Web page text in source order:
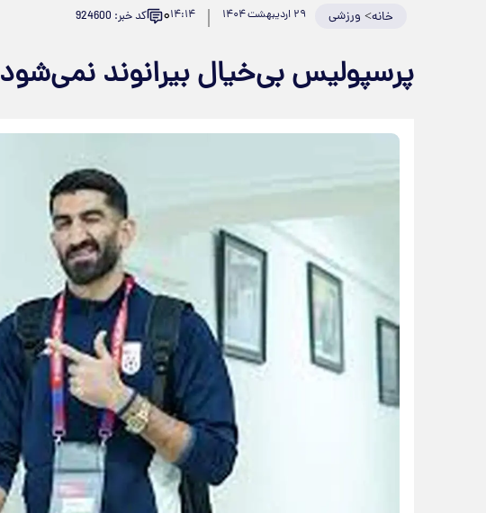
خانه> ورزشی ۲۹ اردیبهشت ۱۴۰۴ ۱۴:۱۴۰ کد خبر: 924600
پرسپولیس بی‌خیال بیرانوند نمی‌شود